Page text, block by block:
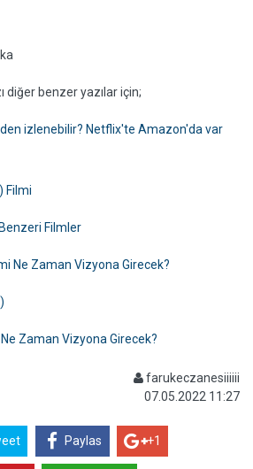
diğer benzer yazılar için;
izlenebilir? Netflix'te Amazon'da var
Filmi
Filmler
Ne Zaman Vizyona Girecek?
Zaman Vizyona Girecek?
farukeczanesiiiiii
07.05.2022 11:27
Paylas +1